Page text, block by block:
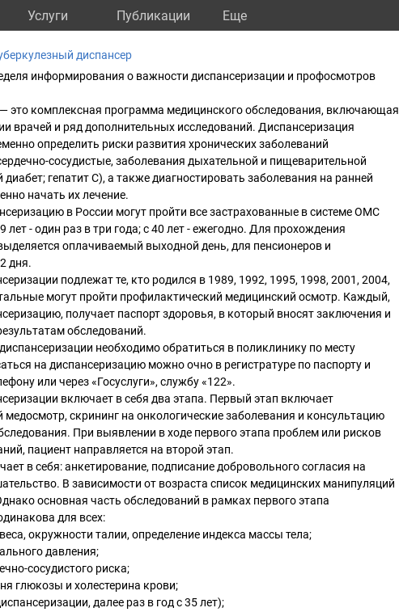
Услуги Публикации Eще
диспансер
информирования о важности диспансеризации и профосмотров
это комплексная программа медицинского обследования, включающая
врачей и ряд дополнительных исследований. Диспансеризация
определить риски развития хронических заболеваний
сосудистые, заболевания дыхательной и пищеварительной
гепатит С), а также диагностировать заболевания на ранней
начать их лечение.
в России могут пройти все застрахованные в системе ОМС
лет - один раз в три года; с 40 лет - ежегодно. Для прохождения
оплачиваемый выходной день, для пенсионеров и
дня.
подлежат те, кто родился в 1989, 1992, 1995, 1998, 2001, 2004,
могут пройти профилактический медицинский осмотр. Каждый,
получает паспорт здоровья, в который вносят заключения и
обследований.
необходимо обратиться в поликлинику по месту
на диспансеризацию можно очно в регистратуре по паспорту и
или через «Госуслуги», службу «122».
включает в себя два этапа. Первый этап включает
медосмотр, скрининг на онкологические заболевания и консультацию
При выявлении в ходе первого этапа проблем или рисков
пациент направляется на второй этап.
в себя: анкетирование, подписание добровольного согласия на
В зависимости от возраста список медицинских манипуляций
основная часть обследований в рамках первого этапа
для всех:
окружности талии, определение индекса массы тела;
давления;
сосудистого риска;
глюкозы и холестерина крови;
далее раз в год с 35 лет);